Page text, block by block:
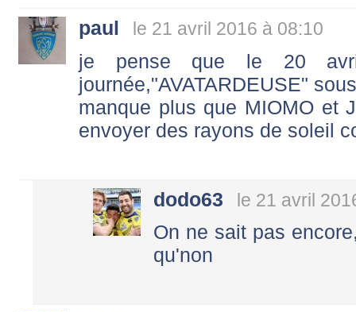
paul le 21 avril 2016 à 08:10
je pense que le 20
journée,"AVATARDEUSE"
manque plus que MIOMO et
envoyer des rayons de soleil
dodo63 le 21 avril
On ne sait pas
qu'non